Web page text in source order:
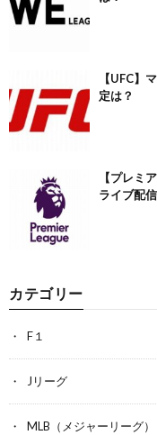
【UFC】
定は？
【プレミ
ライブ配
カテゴリー
F１
Jリーグ
MLB（メジャーリーグ）